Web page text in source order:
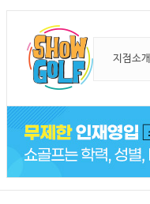
지점소개